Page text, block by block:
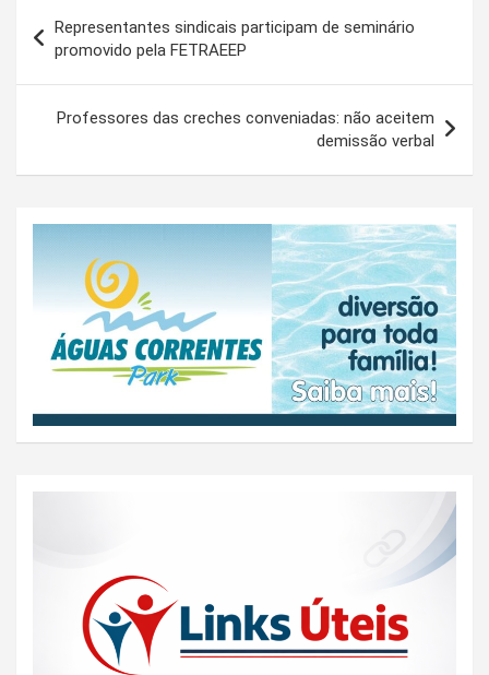
de
Post
Representantes sindicais participam de seminário
promovido pela FETRAEEP
Professores das creches conveniadas: não aceitem
demissão verbal